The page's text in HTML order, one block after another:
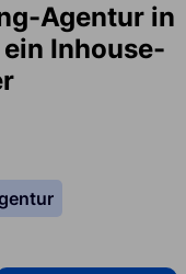
Agentur in
Inhouse-